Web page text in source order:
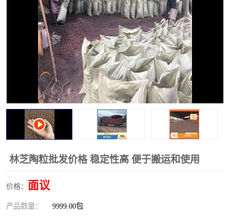
林芝陶粒批发价格 稳定性高 便于搬运和使用
价格： 面议
产品数量： 9999.00包
建筑陶粒 陶粒回填
轻质陶粒